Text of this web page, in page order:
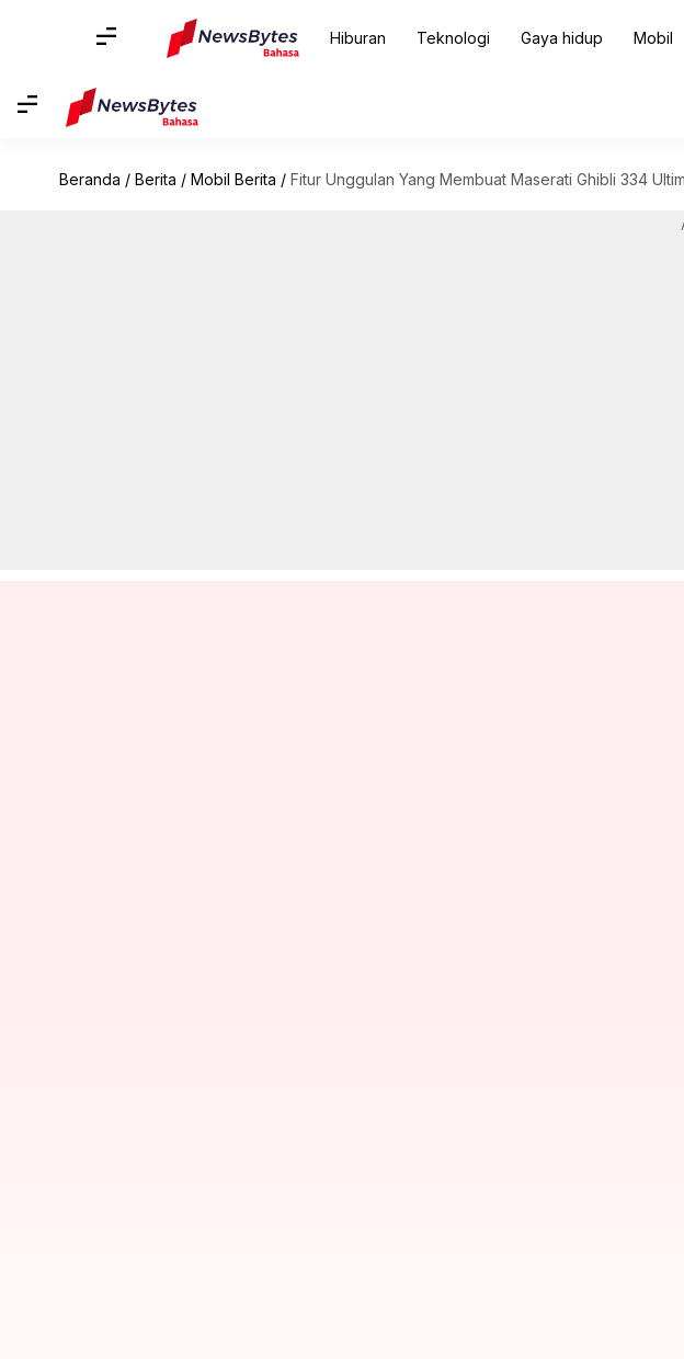
Hiburan Teknologi Gaya hidup Mobil
Beranda / Berita / Mobil Berita / Fitur Unggulan Yang Membuat Maserati Ghibli 334